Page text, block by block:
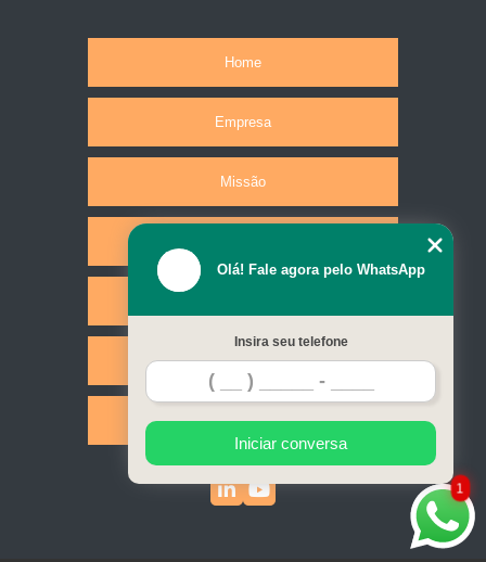
Home
Empresa
Missão
Contato
Mapa do site
1
Olá! Fale agora pelo WhatsApp
Insira seu telefone
Iniciar conversa